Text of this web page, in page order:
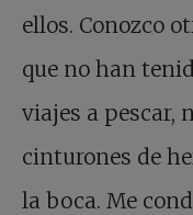
ellos. Conozco
que no han
viajes a pescar,
cinturones de
la boca. Me